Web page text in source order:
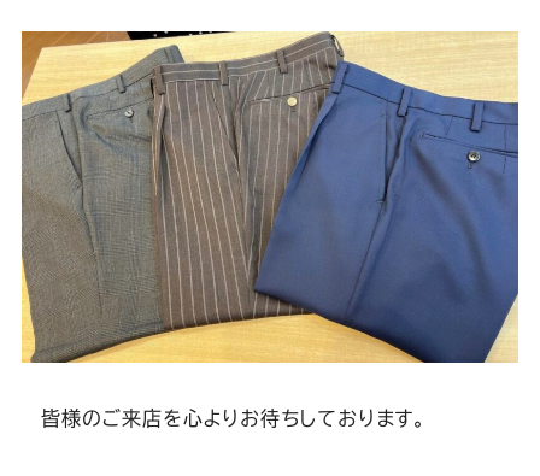
皆様のご来店を心よりお待ちしております。